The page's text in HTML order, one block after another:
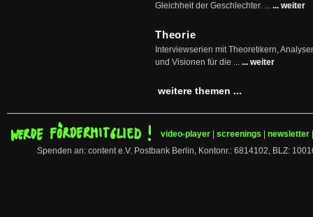
Gleichheit der Geschlechter. ... ... weiter
Theorie
Interviewserien mit Theoretikern,
und Visionen für die ... ... weiter
weitere themen ...
video-player screenings newsletter
Spenden an: content e.V. Postbank Berlin, Kontonr.: 6814102, BLZ: